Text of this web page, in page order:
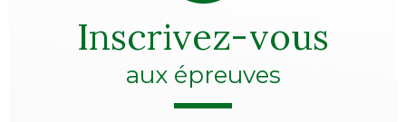
Inscrivez-vous
aux épreuves